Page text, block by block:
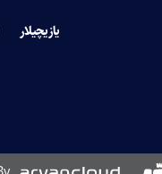
یازیچیلار